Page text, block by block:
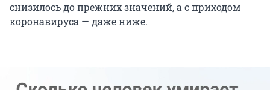
снизилось до прежних значений, а с приходом
коронавируса — даже ниже.